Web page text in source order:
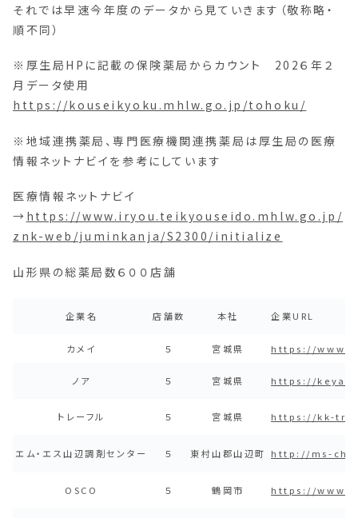
それでは早速今年度のデータから見ていきます（敬称略・
順不同）
※厚生局HPに記載の保険薬局からカウント 202６年２
月データ使用
https://kouseikyoku.mhlw.go.jp/tohoku/
※地域連携薬局、専門医療機関連携薬局は厚生局の医療
情報ネットナビイを参考にしています
医療情報ネットナビイ
→ https://www.iryou.teikyouseido.mhlw.go.jp/
znk-web/juminkanja/S2300/initialize
山形県の総薬局数６００店舗
企業名 店舗数 本社 企業URL
カメイ ５ 宮城県 https://
ノア ５ 宮城県 https://
トレーフル ５ 宮城県 https://kk-
エム・エス山辺調剤センター ５ 東村山郡山辺町 http://ms-
OSCO ５ 鶴岡市 https://